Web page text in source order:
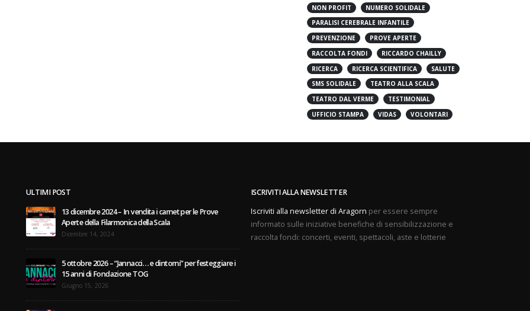
MUSICA CLASSICA
NATALE
NON PROFIT
NUMERO SOLIDALE
PARALISI CEREBRALE INFANTILE
PREVENZIONE
PROVE APERTE
RACCOLTA FONDI
RICCARDO CHAILLY
RICERCA
RICERCA SCIENTIFICA
SALUTE
SMS SOLIDALE
TEATRO ALLA SCALA
TEATRO DAL VERME
TESTIMONIAL
ULTIMI POST
13 dicembre 2024 – In vendita i carnet per le Prove
Aperte della Filarmonica della Scala
Dicembre 14, 2024
5 ottobre 2026 – “Jannacci… e dintorni” per festeggiare i
15 anni di Fondazione TOG
Giugno 15, 2026
Iscriviti alla newsletter di Aragornper essere sempre
informato sulle iniziative benefiche di sensibilizzazione e